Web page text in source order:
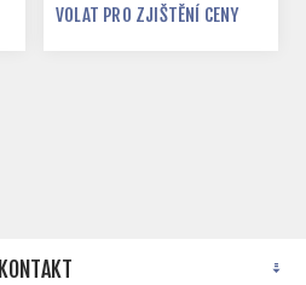
VOLAT PRO ZJIŠTĚNÍ CENY
KONTAKT